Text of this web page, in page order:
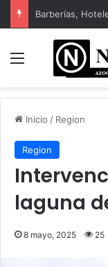
Inicio / Region
Region
laguna
8 mayo, 2025 25